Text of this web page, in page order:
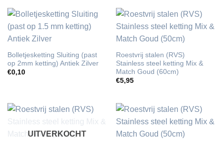
Bolletjesketting Sluiting (past
op 2mm ketting) Antiek Zilver
€0,10
Roestvrij stalen (RVS)
Stainless steel ketting Mix &
Match Goud (60cm)
€5,95
UITVERKOCHT